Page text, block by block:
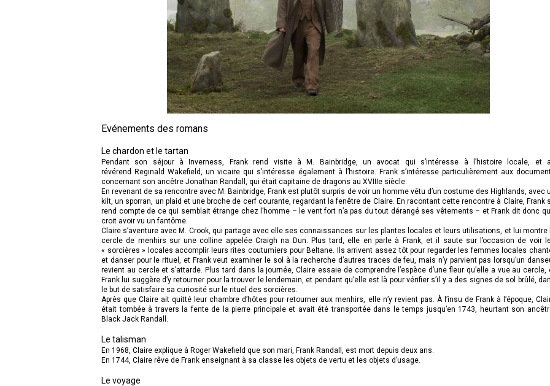
Evénements des romans
Le chardon et le tartan
Pendant son séjour à Inverness, Frank rend visite à M. Bainbridge, un avocat qui s’intéresse à l’histoire locale, et
révérend Reginald Wakefield, un vicaire qui s’intéresse également à l’histoire. Frank s’intéresse particulièrement aux
concernant son ancêtre Jonathan Randall, qui était capitaine de dragons au XVIIIe siècle.
En revenant de sa rencontre avec M. Bainbridge, Frank est plutôt surpris de voir un homme vêtu d’un costume des Highlands, avec
kilt, un sporran, un plaid et une broche de cerf courante, regardant la fenêtre de Claire. En racontant cette rencontre à Claire, Frank
rend compte de ce qui semblait étrange chez l’homme – le vent fort n’a pas du tout dérangé ses vêtements – et Frank dit donc
croit avoir vu un fantôme.
Claire s’aventure avec M. Crook, qui partage avec elle ses connaissances sur les plantes locales et leurs utilisations, et lui montre
cercle de menhirs sur une colline appelée Craigh na Dun. Plus tard, elle en parle à Frank, et il saute sur l’occasion de voir
« sorcières » locales accomplir leurs rites coutumiers pour Beltane. Ils arrivent assez tôt pour regarder les femmes locales
et danser pour le rituel, et Frank veut examiner le sol à la recherche d’autres traces de feu, mais n’y parvient pas lorsqu’un
revient au cercle et s’attarde. Plus tard dans la journée, Claire essaie de comprendre l’espèce d’une fleur qu’elle a vue au cercle,
Frank lui suggère d’y retourner pour la trouver le lendemain, et pendant qu’elle est là pour vérifier s’il y a des signes de sol brûlé,
le but de satisfaire sa curiosité sur le rituel des sorcières.
Après que Claire ait quitté leur chambre d’hôtes pour retourner aux menhirs, elle n’y revient pas. À l’insu de Frank à l’époque,
était tombée à travers la fente de la pierre principale et avait été transportée dans le temps jusqu’en 1743, heurtant son
Black Jack Randall.
Le talisman
En 1968, Claire explique à Roger Wakefield que son mari, Frank Randall, est mort depuis deux ans.
En 1744, Claire rêve de Frank enseignant à sa classe les objets de vertu et les objets d’usage.
Le voyage